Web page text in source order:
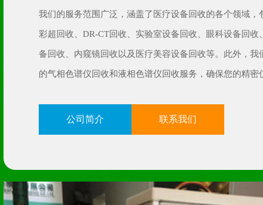
我们的服务范围广泛，涵盖了医疗设备回收的各个领域，
彩超回收、DR-CT回收、实验室设备回收、眼科设备回收
备回收、内窥镜回收以及医疗美容设备回收等。此外，我
的气相色谱仪回收和液相色谱仪回收服务，确保您的精密
在吉林星跃再生资源，我们坚持“诚信、专业、高效、安
念，为每一位客户提供个性化、定制化的回收方案。我们
和规范化。
公司简介 联系我们